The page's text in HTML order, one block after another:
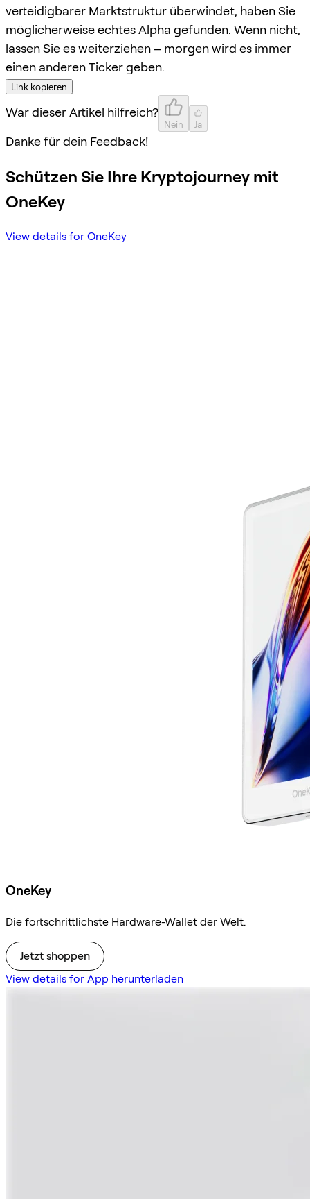
verteidigbarer Marktstruktur überwindet, haben Sie
möglicherweise echtes Alpha gefunden. Wenn nicht,
lassen Sie es weiterziehen – morgen wird es immer
einen anderen Ticker geben.
Link kopieren
War dieser Artikel hilfreich?
Nein Ja
Danke für dein Feedback!
Schützen Sie Ihre Kryptojourney mit
OneKey
View details for OneKey
OneKey
Die fortschrittlichste Hardware-Wallet der Welt.
Jetzt shoppen
View details for App herunterladen